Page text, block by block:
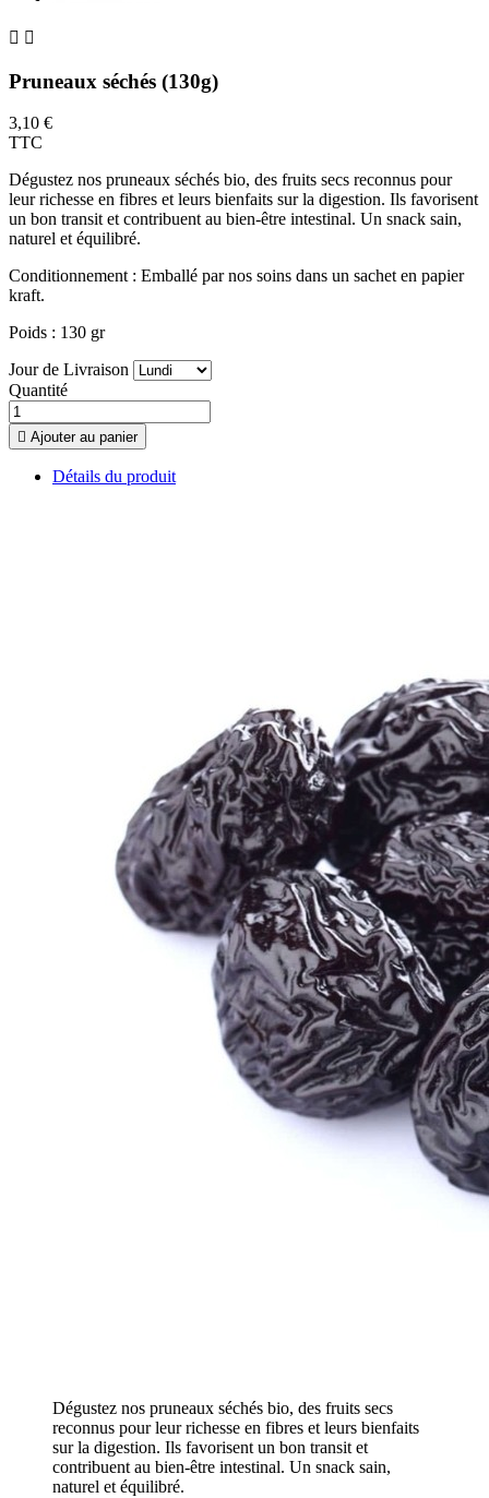
 
Pruneaux séchés (130g)
3,10 €
TTC
Dégustez nos pruneaux séchés bio, des fruits secs reconnus pour
leur richesse en fibres et leurs bienfaits sur la digestion. Ils favorisent
un bon transit et contribuent au bien-être intestinal. Un snack sain,
naturel et équilibré.
Conditionnement : Emballé par nos soins dans un sachet en papier
kraft.
Poids : 130 gr
Jour de Livraison
Quantité
 Ajouter au panier
Détails du produit
Dégustez nos pruneaux séchés bio, des fruits secs
reconnus pour leur richesse en fibres et leurs bienfaits
sur la digestion. Ils favorisent un bon transit et
contribuent au bien-être intestinal. Un snack sain,
naturel et équilibré.